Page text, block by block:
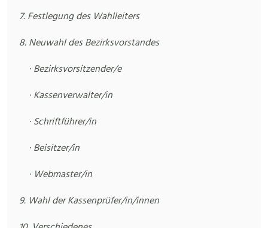
7. Festlegung des Wahlleiters
8. Neuwahl des Bezirksvorstandes
·Bezirksvorsitzender/e
·Kassenverwalter/in
·Schriftführer/in
·Beisitzer/in
· Webmaster/in
9. Wahl der Kassenprüfer/in/innen